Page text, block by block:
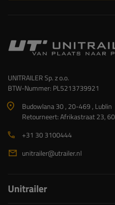
UNITRAILER Sp. z o.o.
BTW-Nummer: PL5213739921
Budowlana 30 , 20-469 , Lublin
Retourneert: Afrikastraat 23,
+31 30 3100444
unitrailer@utrailer.nl
Unitrailer